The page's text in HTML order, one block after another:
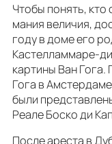
Чтобы понять, кто
мания величия,
году в доме его
Кастелламмаре-
картины Ван
Гога в
были
Реале Боско ди
После ареста в